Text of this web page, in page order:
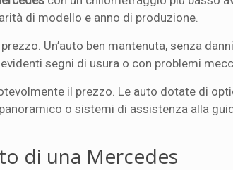
di modello e anno di produzione.
Un’auto ben mantenuta, senza
segni di usura o con problemi
il prezzo. Le auto dotate di
o sistemi di assistenza alla
di una Mercedes